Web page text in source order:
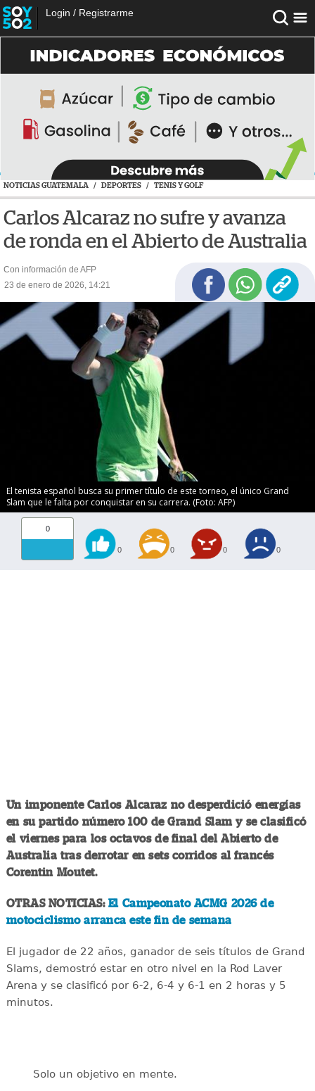
Login / Registrarme
NOTICIAS GUATEMALA / DEPORTES / TENIS Y GOLF
Carlos Alcaraz no sufre y avanza
de ronda en el Abierto de Australia
Con información de AFP
23 de enero de 2026, 14:21
El tenista español busca su primer título de este torneo, el único Grand
Slam que le falta por conquistar en su carrera. (Foto: AFP)
0
0 0 0 0
Un imponente Carlos Alcaraz no desperdició energías
en su partido número 100 de Grand Slam y se clasificó
el viernes para los octavos de final del Abierto de
Australia tras derrotar en sets corridos al francés
Corentin Moutet.
OTRAS NOTICIAS: El Campeonato ACMG 2026 de
motociclismo arranca este fin de semana
El jugador de 22 años, ganador de seis títulos de Grand
Slams, demostró estar en otro nivel en la Rod Laver
Arena y se clasificó por 6-2, 6-4 y 6-1 en 2 horas y 5
minutos.
Solo un objetivo en mente.